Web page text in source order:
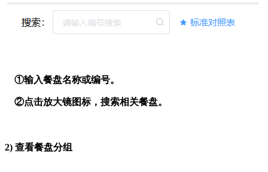
①输入餐盘名称或编号。
②点击放大镜图标，搜索相关餐盘。
2) 查看餐盘分组